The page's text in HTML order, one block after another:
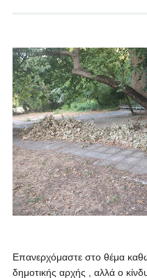
Επανερχόμαστε στο θέμα
δημοτικής αρχής , αλλά ο